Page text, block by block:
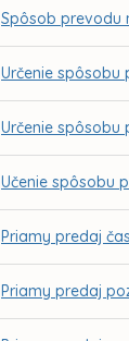
Spôsob prevodu
Určenie spôsobu
Určenie
Učenie spôsobu
Priamy predaj
Priamy predaj